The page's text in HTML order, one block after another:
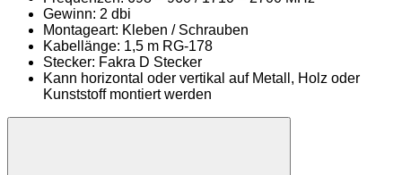
Gewinn: 2 dbi
Montageart: Kleben / Schrauben
Kabellänge: 1,5 m RG-178
Stecker: Fakra D Stecker
Kann horizontal oder vertikal auf Metall, Holz oder
Kunststoff montiert werden